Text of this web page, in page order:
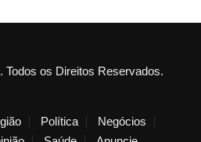
os Direitos Reservados.
Política
Negócios